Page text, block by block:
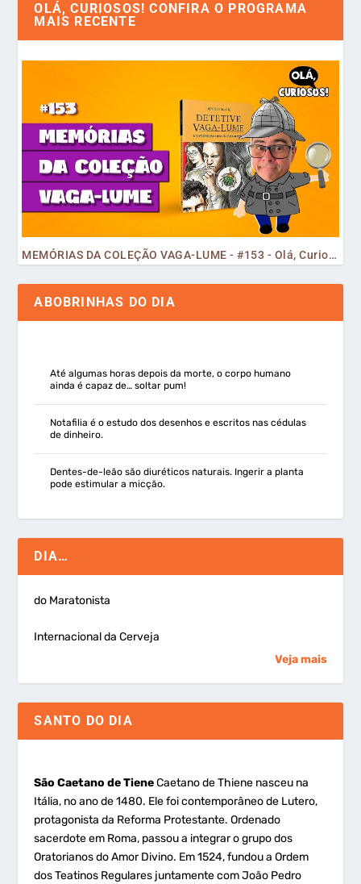
OLÁ, CURIOSOS! CONFIRA O PROGRAMA
MAIS RECENTE
MEMÓRIAS DA COLEÇÃO VAGA-LUME - #153 - Olá, Curiosos! 2023
ABOBRINHAS DO DIA
Até algumas horas depois da morte, o corpo humano
ainda é capaz de… soltar pum!
Notafilia é o estudo dos desenhos e escritos nas cédulas
de dinheiro.
Dentes-de-leão são diuréticos naturais. Ingerir a planta
pode estimular a micção.
DIA…
do Maratonista
Internacional da Cerveja
Veja mais
SANTO DO DIA
São Caetano de TieneCaetano de Thiene nasceu na
Itália, no ano de 1480. Ele foi contemporâneo de Lutero,
protagonista da Reforma Protestante. Ordenado
sacerdote em Roma, passou a integrar o grupo dos
Oratorianos do Amor Divino. Em 1524, fundou a Ordem
dos Teatinos Regulares juntamente com João Pedro